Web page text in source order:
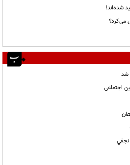
شده‌اند!
شد
اجتماعی
نجفي